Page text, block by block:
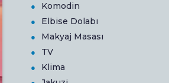
Komodin
Elbise Dolabı
Makyaj Masası
TV
Klima